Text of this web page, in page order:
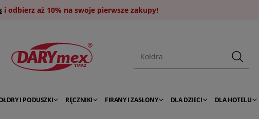
i odbierz aż 10% na swoje pierwsze zakupy!
I PODUSZKI RĘCZNIKI FIRANY I ZASŁONY DLA DZIECI DLA HOTELU